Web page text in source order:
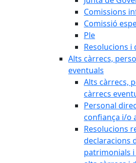
Comissions
Comissió
Ple
Resolucions i
Alts càrrecs,
eventuals
Alts càrrecs,
càrrecs
Personal
confiança i/o
Resolucions
declaracions
patrimonials